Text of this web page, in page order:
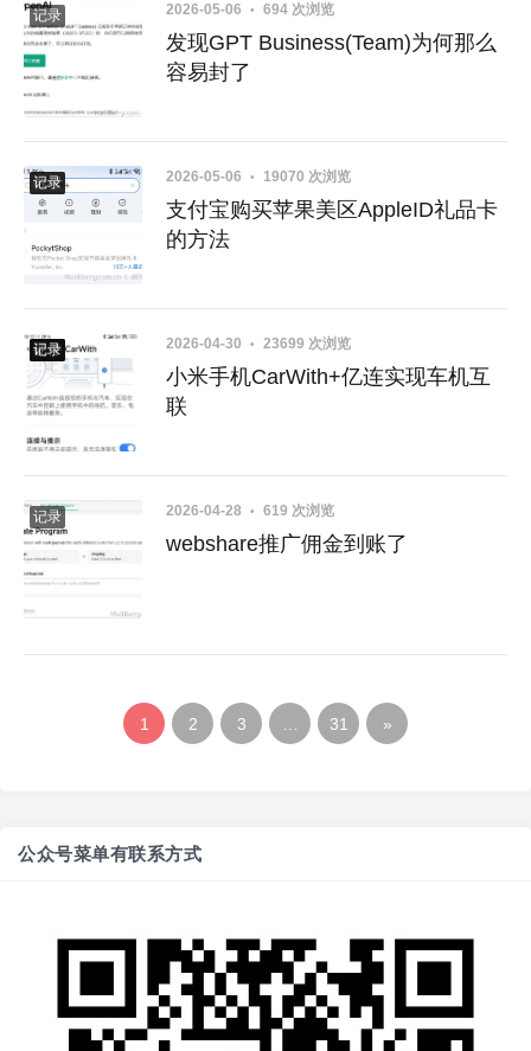
记录 2026-05-06 694 次浏览
发现GPT Business(Team)为何那么
容易封了
教程
记录 2026-05-06 19070 次浏览
支付宝购买苹果美区AppleID礼品卡
的方法
教程
硬件
记录 2026-04-30 23699 次浏览
小米手机CarWith+亿连实现车机互
联
记录 2026-04-28 619 次浏览
webshare推广佣金到账了
1 2 3 31 »
公众号菜单有联系方式